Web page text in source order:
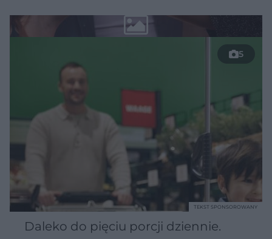
5
Daleko do pięciu porcji dziennie.
TEKST SPONSOROWANY